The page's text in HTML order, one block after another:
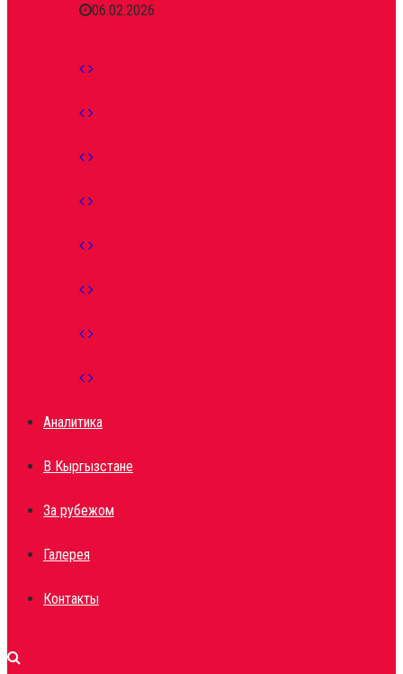
06.02.2026
Аналитика
В Кыргызстане
За рубежом
Галерея
Контакты